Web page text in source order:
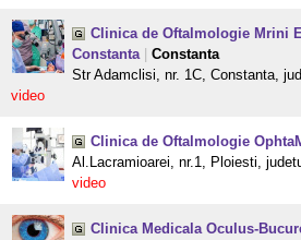
Clinica de Oftalmologie Mrini
Constanta
Constanta
Str Adamclisi, nr. 1C, Constanta,
video
Clinica de Oftalmologie
Al.Lacramioarei, nr.1, Ploiesti,
video
Clinica Medicala Oculus-